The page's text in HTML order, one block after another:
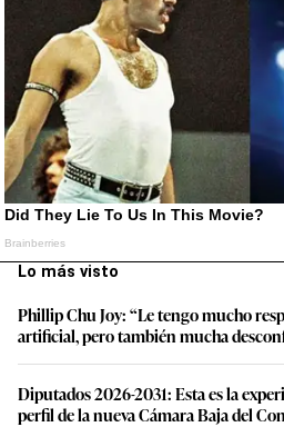
Lo más visto
Phillip Chu Joy: “Le tengo mucho
artificial, pero también mucha
Diputados 2026-2031: Esta es la
perfil de la nueva Cámara Baja del